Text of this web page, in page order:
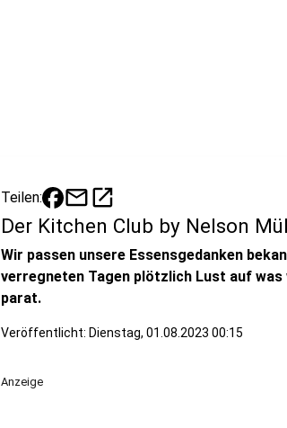
Teilen: mailopen_in_new
Der Kitchen Club by Nelson
Wir passen unsere Essensgedanken
verregneten Tagen plötzlich Lust auf
parat.
Veröffentlicht: Dienstag, 01.08.2023 00:15
Anzeige